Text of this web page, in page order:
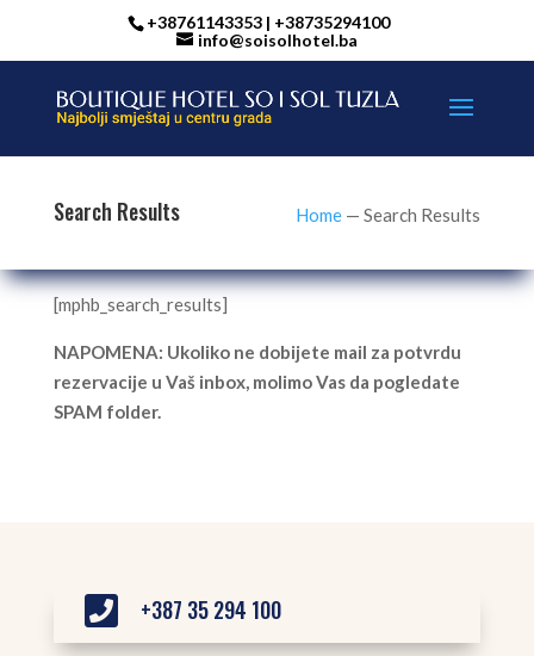
+38761143353 | +38735294100
info@soisolhotel.ba
Search Results Home —Search Results
[mphb_search_results]
NAPOMENA: Ukoliko ne dobijete mail za potvrdu
rezervacije u Vaš inbox, molimo Vas da pogledate
SPAM folder.
 +387 35 294 100